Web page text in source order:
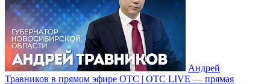
Андрей
Травников в прямом эфире ОТС | ОТС LIVE — прямая